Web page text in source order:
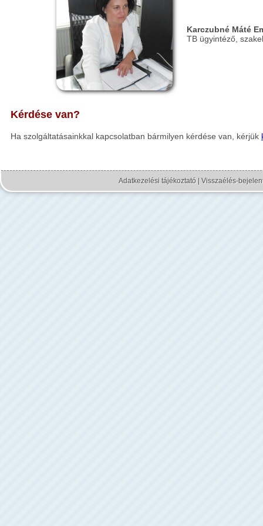
Karczubné Máté
TB ügyintéző,
Kérdése van?
Ha szolgáltatásainkkal kapcsolatban bármilyen kérdése van, kérjük
Adatkezelési tájékoztató | Visszaélés-